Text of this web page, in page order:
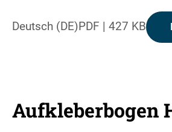
Deutsch (DE)PDF | 427 KB
Aufkleberbogen